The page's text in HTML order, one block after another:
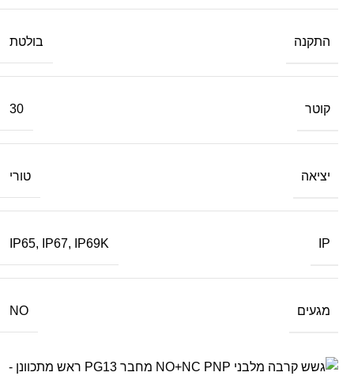
התקנה בולטת
קוטר 30
יציאה טורי
IP
IP65, IP67, IP69K
מגעים NO